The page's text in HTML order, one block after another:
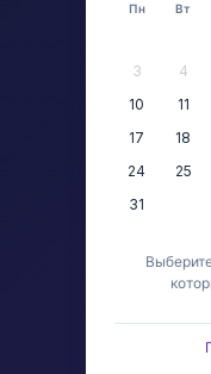
Пн Вт
3
4
10
11
17
18
24
25
31